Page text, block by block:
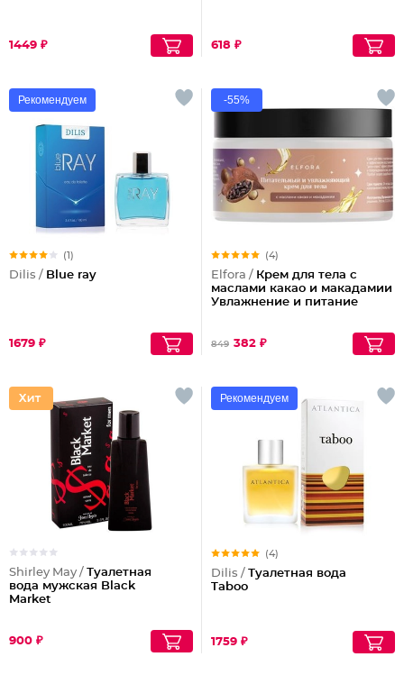
1449 ₽ 618 ₽
Рекомендуем
(1)
Dilis / Blue ray
1679 ₽
-55%
(4)
Elfora / Крем для тела с
маслами какао и макадамии
Увлажнение и питание
849 382 ₽
Shirley May / Туалетная
вода мужская Black
Market
900 ₽
Рекомендуем
(4)
Dilis / Туалетная вода
Taboo
1759 ₽